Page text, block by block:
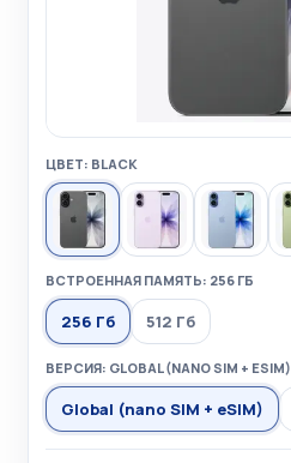
ЦВЕТ: BLACK
ВСТРОЕННАЯ ПАМЯТЬ: 256 ГБ
256 Гб 512 Гб
ВЕРСИЯ: GLOBAL (NANO SIM + ESIM)
Global (nano SIM + eSIM)